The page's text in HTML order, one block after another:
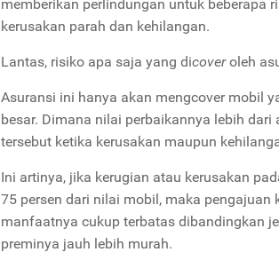
memberikan perlindungan untuk beberapa
kerusakan parah dan kehilangan.
Lantas, risiko apa saja yang dicover oleh
Asuransi ini hanya akan mengcover mobil
besar. Dimana nilai perbaikannya lebih
tersebut ketika kerusakan maupun
Ini artinya, jika kerugian atau kerusakan
75 persen dari nilai mobil, maka
manfaatnya cukup terbatas dibandingkan
preminya jauh lebih murah.